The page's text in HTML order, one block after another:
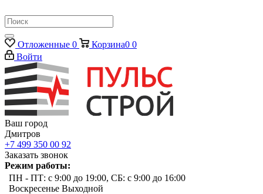
Отложенные 0 Корзина0 0
Войти
Ваш город
Дмитров
+7 499 350 00 92
Заказать звонок
Режим работы:
ПН - ПТ: с 9:00 до 19:00, СБ: с 9:00 до 16:00
Воскресенье Выходной